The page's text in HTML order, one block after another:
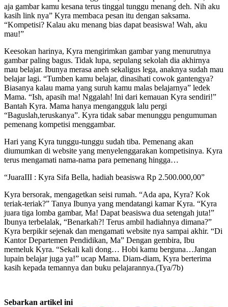
aja gambar kamu kesana terus tinggal tunggu menang deh. Nih aku
kasih link nya” Kyra membaca pesan itu dengan saksama.
“Kompetisi? Kalau aku menang bias dapat beasiswa! Wah, aku
mau!”
Keesokan harinya, Kyra mengirimkan gambar yang menurutnya
gambar paling bagus. Tidak lupa, sepulang sekolah dia akhirnya
mau belajar. Ibunya merasa aneh sekaligus lega, anaknya sudah mau
belajar lagi. “Tumben kamu belajar, dinasihati cowok gantengya?
Biasanya kalau mama yang suruh kamu malas belajarnya” ledek
Mama. “Ish, apasih ma! Nggalah! Ini dari kemauan Kyra sendiri!”
Bantah Kyra. Mama hanya mengangguk lalu pergi
“Baguslah,teruskanya”. Kyra tidak sabar menunggu pengumuman
pemenang kompetisi menggambar.
Hari yang Kyra tunggu-tunggu sudah tiba. Pemenang akan
diumumkan di website yang menyelenggarakan kompetisinya. Kyra
terus mengamati nama-nama para pemenang hingga…
“JuaraIII : Kyra Sifa Bella, hadiah beasiswa Rp 2.500.000,00”
Kyra bersorak, mengagetkan seisi rumah. “Ada apa, Kyra? Kok
teriak-teriak?” Tanya Ibunya yang mendatangi kamar Kyra. “Kyra
juara tiga lomba gambar, Ma! Dapat beasiswa dua setengah juta!”
Ibunya terbelalak, “Benarkah?! Terus ambil hadiahnya dimana?”
Kyra berpikir sejenak dan mengamati website nya sampai akhir. “Di
Kantor Departemen Pendidikan, Ma” Dengan gembira, Ibu
memeluk Kyra. “Sekali kali dong… Hobi kamu berguna…Jangan
lupain belajar juga ya!” ucap Mama. Diam-diam, Kyra berterima
kasih kepada temannya dan buku pelajarannya.(Tya/7b)
Sebarkan artikel ini